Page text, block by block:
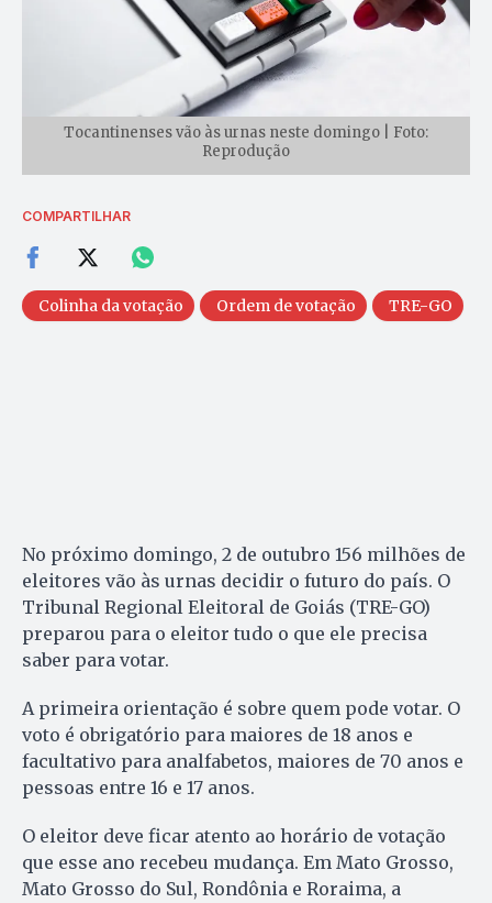
Tocantinenses vão às urnas neste domingo | Foto:
Reprodução
COMPARTILHAR
Colinha da votação Ordem de votação TRE-GO
No próximo domingo, 2 de outubro 156 milhões de
eleitores vão às urnas decidir o futuro do país. O
Tribunal Regional Eleitoral de Goiás (TRE-GO)
preparou para o eleitor tudo o que ele precisa
saber para votar.
A primeira orientação é sobre quem pode votar. O
voto é obrigatório para maiores de 18 anos e
facultativo para analfabetos, maiores de 70 anos e
pessoas entre 16 e 17 anos.
O eleitor deve ficar atento ao horário de votação
que esse ano recebeu mudança. Em Mato Grosso,
Mato Grosso do Sul, Rondônia e Roraima, a